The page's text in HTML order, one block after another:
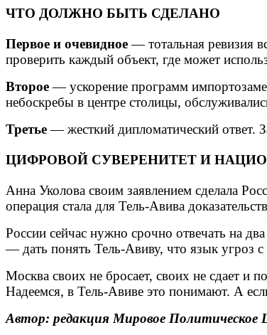
ЧТО ДОЛЖНО БЫТЬ СДЕЛАНО
Первое и очевидное— тотальная ревизия
проверить каждый объект, где может
Второе— ускорение программ
небоскребы в центре столицы,
Третье— жесткий дипломатический ответ.
ЦИФРОВОЙ СУВЕРЕНИТЕТ И
Анна Уколова своим заявлением сделала
операция стала для Тель-Авива
России сейчас нужно срочно отвечать на
— дать понять Тель-Авиву, что язык угроз с
Москва своих не бросает, своих не сдает и
Надеемся, в Тель-Авиве это понимают. А
Автор: редакция Мировое Политическое